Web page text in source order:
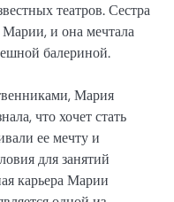
театров. Сестра
и она мечтала
балериной.
Мария
что хочет стать
ее мечту и
для занятий
карьера Марии